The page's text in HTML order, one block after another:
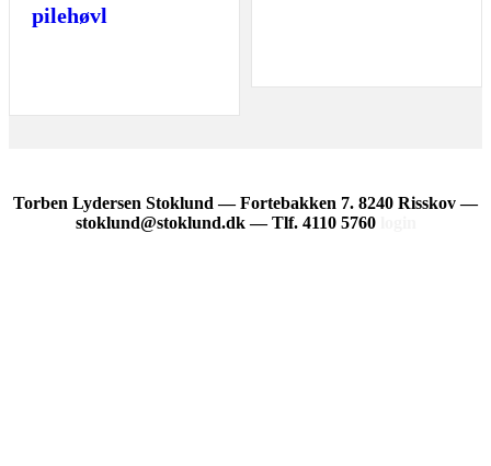
pilehøvl
Torben Lydersen Stoklund — Fortebakken 7. 8240 Risskov —
stoklund@stoklund.dk — Tlf. 4110 5760